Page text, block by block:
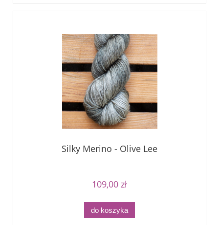
Silky Merino - Olive Lee
109,00 zł
do koszyka